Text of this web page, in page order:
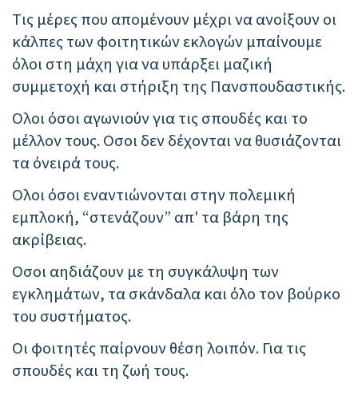
Τις μέρες που απομένουν μέχρι να ανοίξουν οι
κάλπες των φοιτητικών εκλογών μπαίνουμε
όλοι στη μάχη για να υπάρξει μαζική
συμμετοχή και στήριξη της Πανσπουδαστικής.
Ολοι όσοι αγωνιούν για τις σπουδές και το
μέλλον τους. Οσοι δεν δέχονται να θυσιάζονται
τα όνειρά τους.
Ολοι όσοι εναντιώνονται στην πολεμική
εμπλοκή, “στενάζουν” απ' τα βάρη της
ακρίβειας.
Οσοι αηδιάζουν με τη συγκάλυψη των
εγκλημάτων, τα σκάνδαλα και όλο τον βούρκο
του συστήματος.
Οι φοιτητές παίρνουν θέση λοιπόν. Για τις
σπουδές και τη ζωή τους.